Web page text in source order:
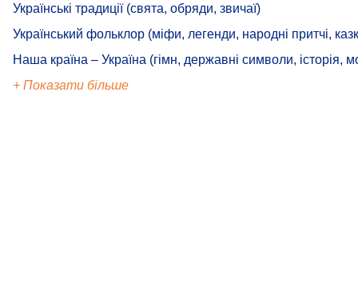
Українські традиції (свята, обряди, звичаї)
Український фольклор (міфи, легенди, народні притчі,
Наша країна – Україна (гімн, державні символи, історія,
+ Показати більше